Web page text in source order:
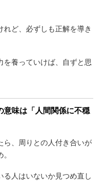
ど、必ずしも正解を導き
を養っていけば、自ずと思
意味は「人間関係に不穏
ら、周りとの人付き合いが
人はいないか見つめ直し